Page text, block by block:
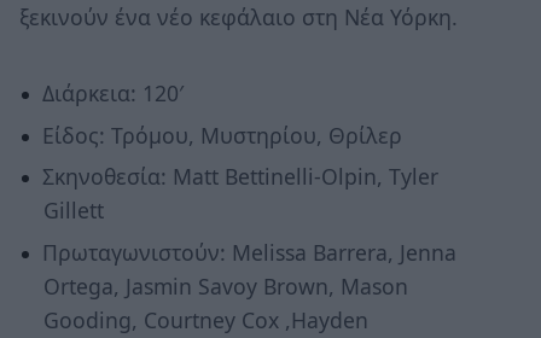
ξεκινούν ένα νέο κεφάλαιο στη Νέα Υόρκη.
Διάρκεια: 120′
Είδος: Τρόμου, Μυστηρίου, Θρίλερ
Σκηνοθεσία: Matt Bettinelli-Olpin, Tyler
Gillett
Πρωταγωνιστούν: Melissa Barrera, Jenna
Ortega, Jasmin Savoy Brown, Mason
Gooding, Courtney Cox ,Hayden